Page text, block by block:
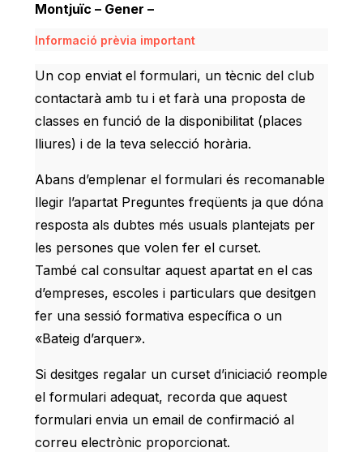
Montjuïc – Gener –
Informació prèvia important
Un cop enviat el formulari, un tècnic del club
contactarà amb tu i et farà una proposta de
classes en funció de la disponibilitat (places
lliures) i de la teva selecció horària.
Abans d’emplenar el formulari és recomanable
llegir l’apartat Preguntes freqüents ja que dóna
resposta als dubtes més usuals plantejats per
les persones que volen fer el curset.
També cal consultar aquest apartat en el cas
d’empreses, escoles i particulars que desitgen
fer una sessió formativa específica o un
«Bateig d’arquer».
Si desitges regalar un curset d’iniciació reomple
el formulari adequat, recorda que aquest
formulari envia un email de confirmació al
correu electrònic proporcionat.